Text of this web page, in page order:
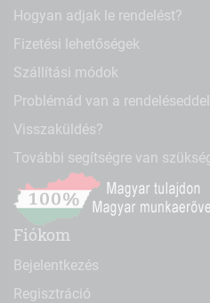
Hogyan adjak le rendelést?
Fizetési lehetőségek
Szállítási módok
Problémád van a
Visszaküldés?
További segítségre van
Fiókom
Bejelentkezés
Regisztráció